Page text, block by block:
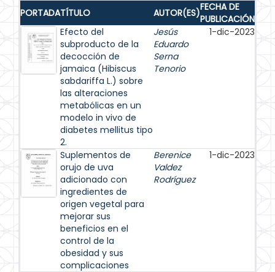
PORTADATÍTULO AUTOR(ES)FECHA DE
PUBLICACIÓN
Efecto del
subproducto de la
decocción de
jamaica (Hibiscus
sabdariffa L.) sobre
las alteraciones
metabólicas en un
modelo in vivo de
diabetes mellitus tipo
2.
Jesús
Eduardo
Serna
Tenorio
1-dic-2023
Suplementos de
orujo de uva
adicionado con
ingredientes de
origen vegetal para
mejorar sus
beneficios en el
control de la
obesidad y sus
complicaciones
Berenice
Valdez
Rodríguez
1-dic-2023